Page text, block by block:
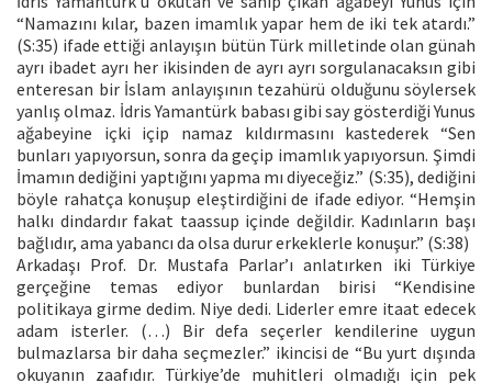
“Namazını kılar, bazen imamlık yapar hem de iki tek atardı.”
(S:35) ifade ettiği anlayışın bütün Türk milletinde olan günah
ayrı ibadet ayrı her ikisinden de ayrı ayrı sorgulanacaksın gibi
enteresan bir İslam anlayışının tezahürü olduğunu söylersek
yanlış olmaz. İdris Yamantürk babası gibi say gösterdiği Yunus
ağabeyine içki içip namaz kıldırmasını kastederek “Sen
bunları yapıyorsun, sonra da geçip imamlık yapıyorsun. Şimdi
İmamın dediğini yaptığını yapma mı diyeceğiz.” (S:35), dediğini
böyle rahatça konuşup eleştirdiğini de ifade ediyor. “Hemşin
halkı dindardır fakat taassup içinde değildir. Kadınların başı
bağlıdır, ama yabancı da olsa durur erkeklerle konuşur.” (S:38)
Arkadaşı Prof. Dr. Mustafa Parlar’ı anlatırken iki Türkiye
gerçeğine temas ediyor bunlardan birisi “Kendisine
politikaya girme dedim. Niye dedi. Liderler emre itaat edecek
adam isterler. (…) Bir defa seçerler kendilerine uygun
bulmazlarsa bir daha seçmezler.” ikincisi de “Bu yurt dışında
okuyanın zaafıdır. Türkiye’de muhitleri olmadığı için pek